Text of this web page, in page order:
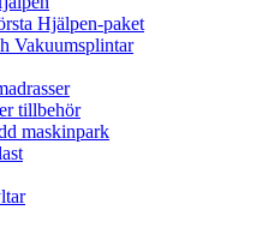
Hjälpen-paket
Vakuumsplintar
tillbehör
maskinpark